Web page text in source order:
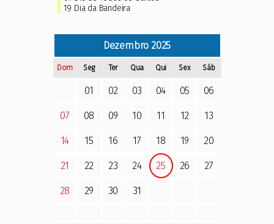
19 Dia da Bandeira
Dezembro 2025
Dom Seg Ter Qua Qui Sex Sáb
01 02 03 04 05 06
07 08 09 10 11 12 13
14 15 16 17 18 19 20
21 22 23 24 25 26 27
28 29 30 31